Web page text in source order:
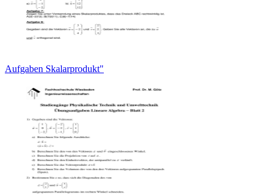
Aufgaben Skalarprodukt"